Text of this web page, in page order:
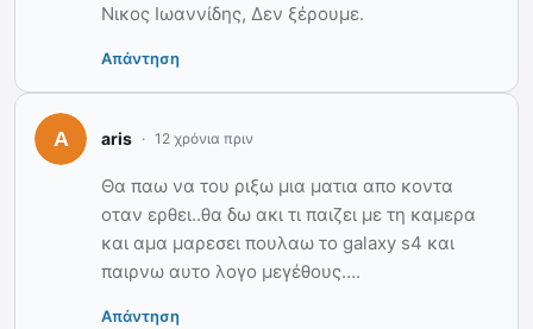
Νικος Ιωαννίδης, Δεν ξέρουμε.
Απάντηση
aris 12 χρόνια πριν
Θα παω να του ριξω μια ματια απο κοντα
οταν ερθει..θα δω ακι τι παιζει με τη καμερα
και αμα μαρεσει πουλαω το galaxy s4 και
παιρνω αυτο λογο μεγέθους….
Απάντηση